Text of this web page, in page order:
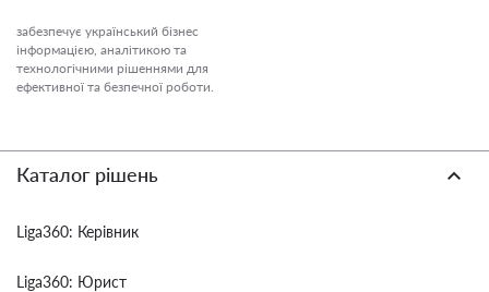
забезпечує український бізнес
інформацією, аналітикою та
технологічними рішеннями для
ефективної та безпечної роботи.
Каталог рішень
Liga360: Керівник
Liga360: Юрист